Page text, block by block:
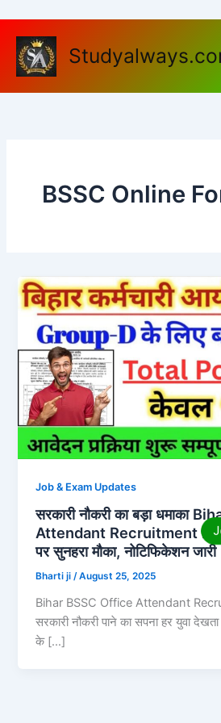
content
BSSC Online
Job & Exam Updates
सरकारी नौकरी का बड़ा धमाका
Attendant Recruitment
पर सुनहरा मौका, नोटिफिकेशन जारी
Bharti ji/August 25, 2025
Bihar BSSC Office Attendant
सरकारी नौकरी पाने का सपना हर युवा
के […]